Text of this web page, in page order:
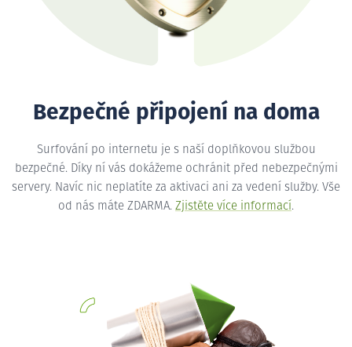
Bezpečné připojení na doma
Surfování po internetu je s naší doplňkovou službou
bezpečné. Díky ní vás dokážeme ochránit před nebezpečnými
servery. Navíc nic neplatíte za aktivaci ani za vedení služby. Vše
od nás máte ZDARMA. Zjistěte více informací.